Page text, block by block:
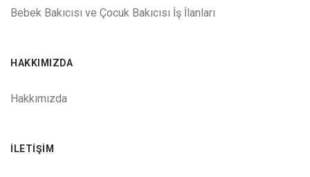
Bebek Bakıcısı ve Çocuk Bakıcısı İş İlanları
HAKKIMIZDA
Hakkımızda
İLETIŞIM